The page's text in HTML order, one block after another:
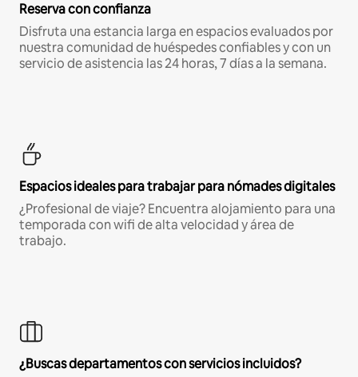
Reserva con confianza
Disfruta una estancia larga en espacios evaluados por
nuestra comunidad de huéspedes confiables y con un
servicio de asistencia las 24 horas, 7 días a la semana.
Espacios ideales para trabajar para nómades digitales
¿Profesional de viaje? Encuentra alojamiento para una
temporada con wifi de alta velocidad y área de
trabajo.
¿Buscas departamentos con servicios incluidos?